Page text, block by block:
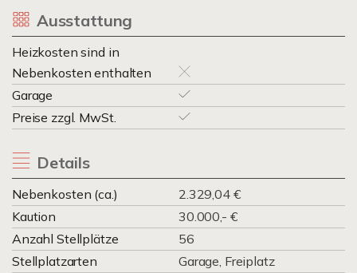
Ausstattung
Heizkosten sind in
Nebenkosten enthalten
Garage
Preise zzgl. MwSt.
Details
Nebenkosten (ca.)
2.329,04 €
Kaution
30.000,- €
Anzahl Stellplätze
56
Stellplatzarten
Garage, Freiplatz